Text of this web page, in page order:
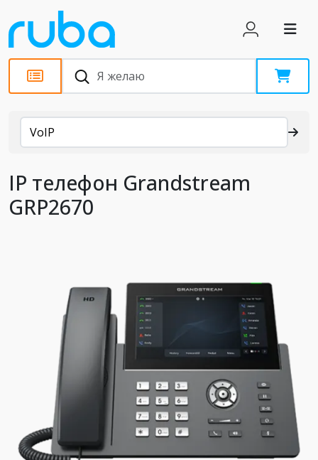
Каталог
VoIP
IP телефон Grandstream
GRP2670